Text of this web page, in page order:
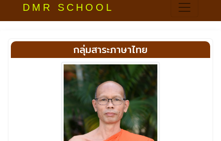
DMR SCHOOL
กลุ่มสาระภาษาไทย